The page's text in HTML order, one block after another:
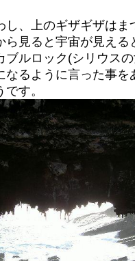
し、上のギザギザはま
ら見ると宇宙が見える
ブルロック(シリウス
なるように言った事を
す。